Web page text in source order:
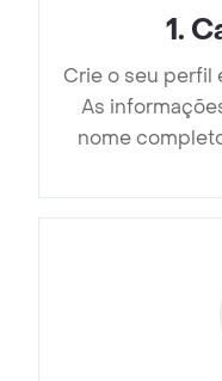
1.
Crie o seu perfil
As
nome